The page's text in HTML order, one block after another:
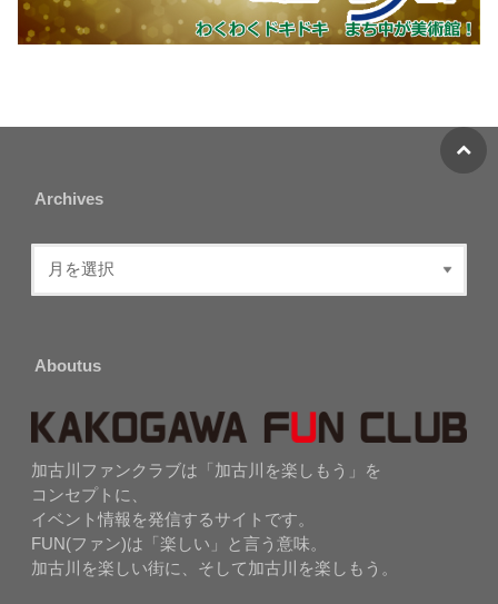
Archives
Aboutus
加古川ファンクラブは「加古川を楽しもう」を
コンセプトに、
イベント情報を発信するサイトです。
FUN(ファン)は「楽しい」と言う意味。
加古川を楽しい街に、そして加古川を楽しもう。